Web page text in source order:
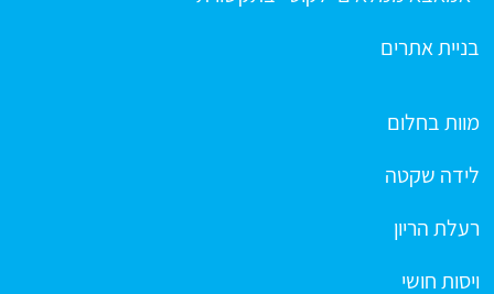
בניית אתרים
מוות בחלום
לידה שקטה
רעלת הריון
ויסות חושי